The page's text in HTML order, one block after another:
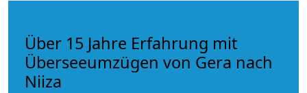
Über 15 Jahre Erfahrung mit
Überseeumzügen von Gera nach
Niiza